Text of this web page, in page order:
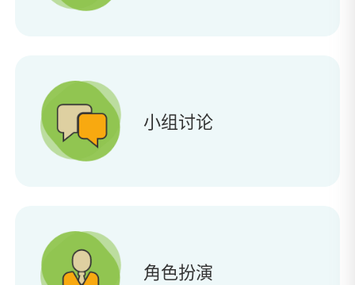
小组讨论
角色扮演